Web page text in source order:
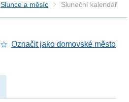
Slunce a měsíc Sluneční kalendář
Označit jako domovské město